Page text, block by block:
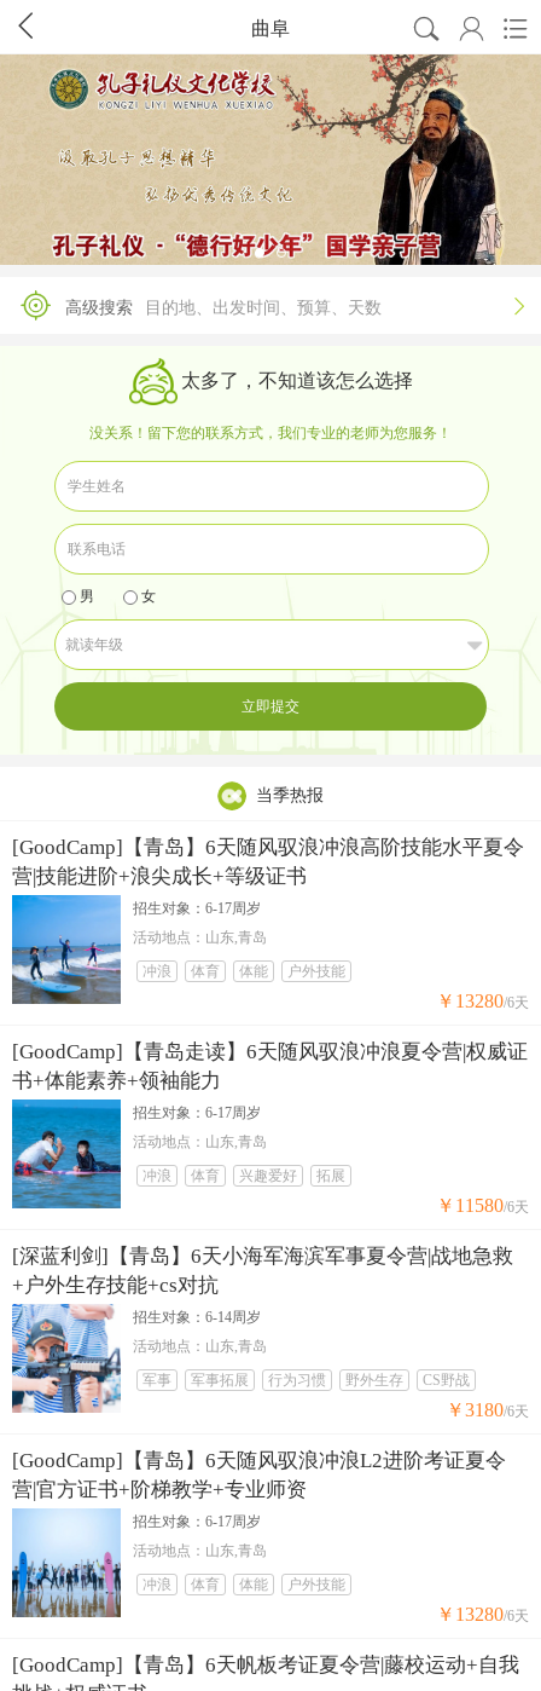
 曲阜   
高级搜索 目的地、出发时间、预算、天数 
太多了，不知道该怎么选择
没关系！留下您的联系方式，我们专业的老师为您服务！
男 女
立即提交
当季热报
[GoodCamp]【青岛】6天随风驭浪冲浪高阶技能水平夏令
营|技能进阶+浪尖成长+等级证书
招生对象：6-17周岁
活动地点：山东,青岛
冲浪
体育 体能 户外技能
￥13280/6天
[GoodCamp]【青岛走读】6天随风驭浪冲浪夏令营|权威证
书+体能素养+领袖能力
招生对象：6-17周岁
活动地点：山东,青岛
冲浪
体育 兴趣爱好 拓展
￥11580/6天
[深蓝利剑]【青岛】6天小海军海滨军事夏令营|战地急救
+户外生存技能+cs对抗
招生对象：6-14周岁
活动地点：山东,青岛
军事
军事拓展 行为习惯 野外生存 CS野战
￥3180/6天
[GoodCamp]【青岛】6天随风驭浪冲浪L2进阶考证夏令
营|官方证书+阶梯教学+专业师资
招生对象：6-17周岁
活动地点：山东,青岛
冲浪
体育 体能 户外技能
￥13280/6天
[GoodCamp]【青岛】6天帆板考证夏令营|藤校运动+自我